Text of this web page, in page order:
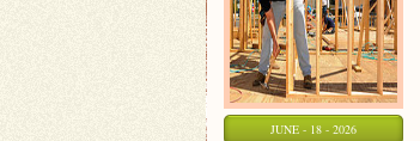
JUNE - 18 - 2026